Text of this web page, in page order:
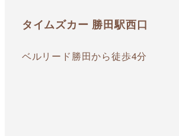
タイムズカー 勝田駅西口
ベルリード勝田から徒歩4分